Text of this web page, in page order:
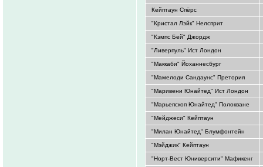
Кейптаун Спёрс
"Кристал Лэйк" Нелсприт
"Кэмпс Бей" Джордж
"Ливерпуль" Ист Лондон
"Маккаби" Йоханнесбург
"Мамелоди Сандаунс" Претория
"Маривени Юнайтед" Ист Лондон
"Марьепскоп Юнайтед" Полокване
"Мейджеси" Кейптаун
"Милан Юнайтед" Блумфонтейн
"Мэйджик" Кейптаун
"Норт-Вест Юниверсити" Мафикенг